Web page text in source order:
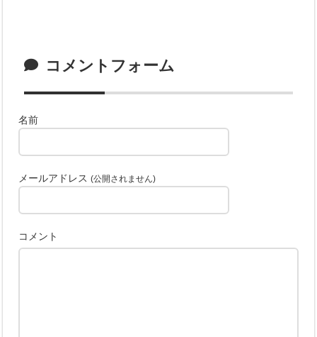
コメントフォーム
名前
メールアドレス(公開されません)
コメント